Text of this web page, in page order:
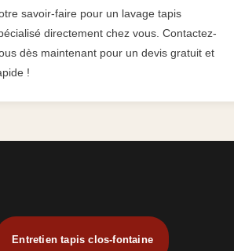
savoir-faire pour un lavage tapis
directement chez vous. Contactez-
dès maintenant pour un devis gratuit et
!
Entretien tapis clos-fontaine